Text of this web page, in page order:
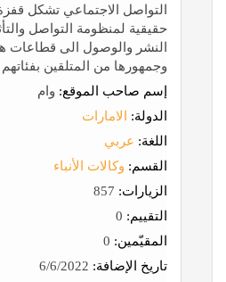
التواصل الاجتماعي تشكل
حقيقية لمنظومة التواصل
النشر والوصول الى قطاعات
وجمهورها من المتلقين
إسم صاحب الموقع: وام
الدولة:
الامارات
اللغة: عربي
القسم: وكالات الأنباء
الزيارات:
التقييم:
المقيّمين:
تاريخ الإضافة: